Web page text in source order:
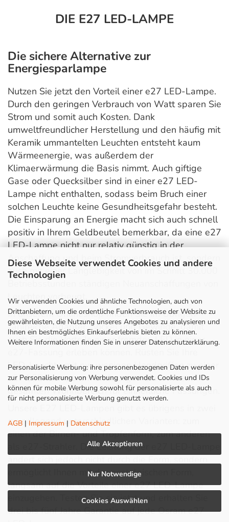
Diese Webseite verwendet Cookies und andere
Technologien
Wir verwenden Cookies und ähnliche Technologien, auch von
Drittanbietern, um die ordentliche Funktionsweise der Website zu
gewährleisten, die Nutzung unseres Angebotes zu analysieren und
Ihnen ein bestmögliches Einkaufserlebnis bieten zu können.
Weitere Informationen finden Sie in unserer Datenschutzerklärung.
Personalisierte Werbung: ihre personenbezogenen Daten werden
zur Personalisierung von Werbung verwendet. Cookies und IDs
können für mobile Werbung sowohl für personalisierte als auch
für nicht personalisierte Werbung genutzt werden.
AGB | Impressum | Datenschutz
Alle Akzeptieren
Nur Notwendige
Cookies Auswählen
DIE E27 LED-LAMPE
Die sichere Alternative zur
Energiesparlampe
Nutzen Sie jetzt den Vorteil einer e27 LED-Lampe.
Durch den geringen Verbrauch von Watt sparen Sie
Strom und somit auch Kosten. Dank
umweltfreundlicher Herstellung und den häufig mit
Keramik ummantelten Leuchten entsteht kaum
Wärmeenergie, was außerdem der
Klimaerwärmung die Basis nimmt. Auch giftige
Gase oder Quecksilber sind in einer e27 LED-
Lampe nicht enthalten, sodass beim Bruch einer
solchen Leuchte keine Gesundheitsgefahr besteht.
Die Einsparung an Energie macht sich auch schnell
positiv in Ihrem Geldbeutel bemerkbar, da eine e27
LED-Lampe nicht nur relativ günstig in der
Anschaffung und beim Stromverbrauch ist, sondern
auch mit einer Langlebigkeit von im Schnitt 30.000
Betriebsstunden ständigen Neuanschaffungen von
Leuchten vorbeugt.
In unserem Onlineshop finden Sie im Übrigen
zahlreiche Adapter, Sockel und Gewinde, damit
auch Sie die Vorteile einer fremden LED in einer
LED-Leuchte mit nur wenigen Handgriffen zu einer
e27 LED-Lampe um und sorgen Sie in Ihrem
gesamten Wohnbereich für einheitliche Fassungen.
grundlegend unterschiedlichen Varianten: zum
einen der Birnen- und Tropfenform, zum anderen
als e27-Strahler. Die Leistung der e27 LED-Lampe
ermöglicht Ihnen mit der nostalgischen Form,
langsam auf die Vorteile einer e27 LED-Lampe
einzugehen. Testen Sie sie jetzt und erhalten Sie
drei bis fünf Jahre Garantie auf jede Osram e27